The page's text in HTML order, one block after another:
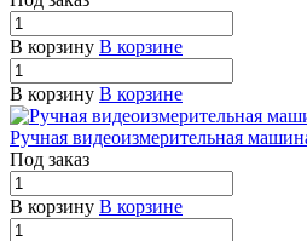
В корзину В корзине
В корзину В корзине
Ручная видеоизмерительная
Под заказ
В корзину В корзине